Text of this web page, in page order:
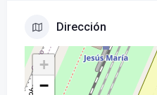
Dirección
+
−